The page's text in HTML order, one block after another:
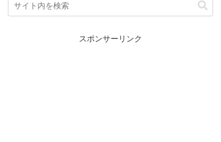
スポンサーリンク